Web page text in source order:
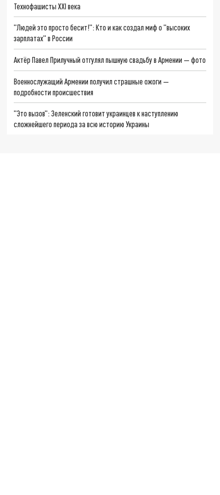
Технофашисты XXI века
"Людей это просто бесит!": Кто и как создал миф о "высоких
зарплатах" в России
Актёр Павел Прилучный отгулял пышную свадьбу в Армении — фото
Военнослужащий Армении получил страшные ожоги —
подробности происшествия
"Это вызов": Зеленский готовит украинцев к наступлению
сложнейшего периода за всю историю Украины